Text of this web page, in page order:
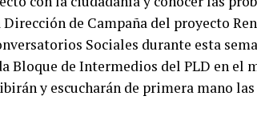
de Campaña del proyecto
Sociales durante esta
Bloque de Intermedios del PLD en el
y escucharán de primera mano